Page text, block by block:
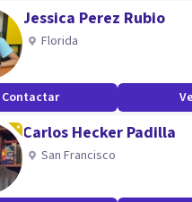
Jessica Perez Rubio
Florida
Contactar
Carlos Hecker Padilla
San Francisco